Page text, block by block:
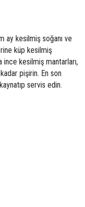
ay kesilmiş soğanı ve
küp kesilmiş
kesilmiş mantarları,
pişirin. En son
servis edin.